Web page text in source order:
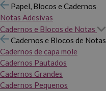
Papel, Blocos e Cadernos
Notas Adesivas
Cadernos e Blocos de Notas
Cadernos e Blocos de Notas
Cadernos de capa mole
Cadernos Pautados
Cadernos Grandes
Cadernos Pequenos